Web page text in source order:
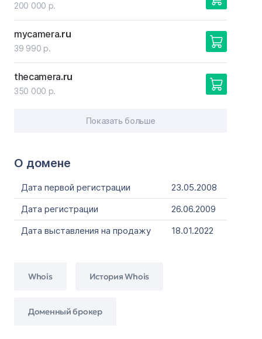
О домене
Дата первой регистрации
23.05.2008
Дата регистрации
26.06.2009
Дата выставления на продажу
18.01.2022
Whois История Whois
Доменный брокер
200 000 р.
mycamera.ru
39 990 р.
thecamera.ru
350 000 р.
Показать больше